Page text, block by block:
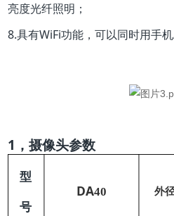
亮度光纤照明；
8.具有WiFi功能，可以同时用手
1，摄像头参数
型
号
DA40 外